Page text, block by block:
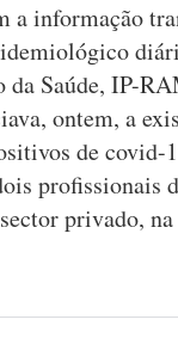
a informação
da Saúde, IP-
ontem, a
de covid-
profissionais
privado,